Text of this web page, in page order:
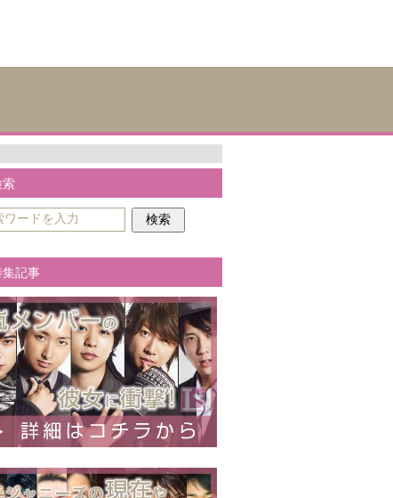
索
集記事